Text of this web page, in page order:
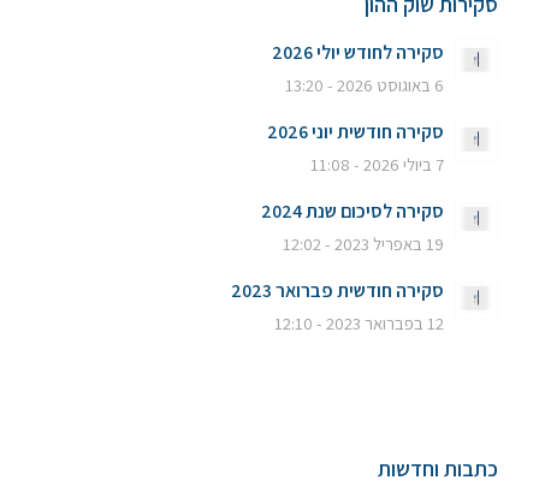
סקירה לחודש יולי 2026
6 באוגוסט 2026 - 13:20
סקירה חודשית יוני 2026
7 ביולי 2026 - 11:08
סקירה לסיכום שנת 2024
19 באפריל 2023 - 12:02
סקירה חודשית פברואר 2023
12 בפברואר 2023 - 12:10
כתבות וחדשות